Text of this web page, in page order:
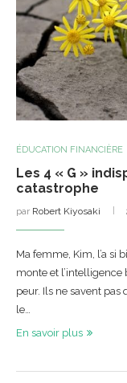
ÉDUCATION FINANCIÈRE
Les 4 « G »
catastrophe
par Robert Kiyosaki
Ma femme, Kim, l’a si
monte et l’intelligence
peur. Ils ne savent
le…
En savoir plus